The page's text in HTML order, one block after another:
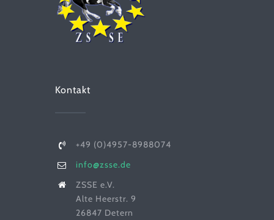
Kontakt
+49 (0)4957-8988074
info@zsse.de
ZSSE e.V.
Alte Heerstr. 9
26847 Detern